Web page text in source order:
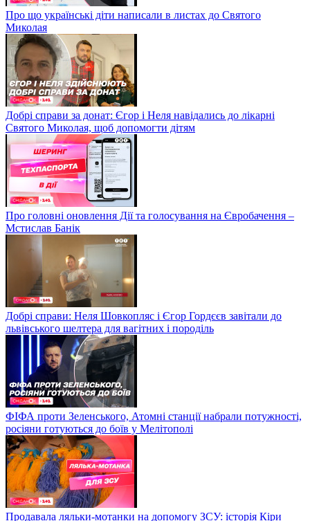
Про що українські діти написали в листах до Святого
Миколая
Добрі справи за донат: Єгор і Неля навідались до лікарні
Святого Миколая, щоб допомогти дітям
Про головні оновлення Дії та голосування на Євробачення –
Мстислав Банік
Добрі справи: Неля Шовкопляс і Єгор Гордєєв завітали до
львівського шелтера для вагітних і породіль
ФІФА проти Зеленського, Атомні станції набрали потужності,
росіяни готуються до боїв у Мелітополі
Продавала ляльки-мотанки на допомогу ЗСУ: історія Кіри